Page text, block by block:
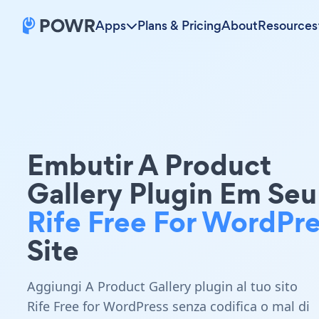
Apps Plans & PricingAboutResources
Embutir A Product
Gallery Plugin Em Seu
Rife Free For
Site
Aggiungi A Product Gallery plugin al tuo sito
Rife Free for WordPress senza codifica o mal di